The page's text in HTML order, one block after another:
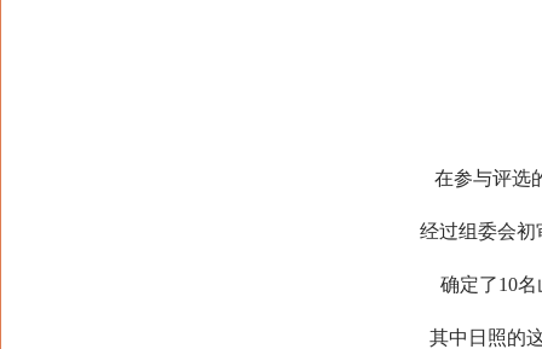
在参与评选
经过组委会初
确定了10
其中日照的